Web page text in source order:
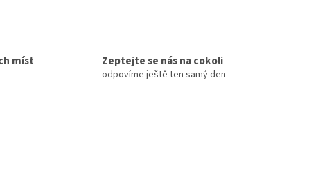
míst Zeptejte se nás na cokoli
odpovíme ještě ten samý den